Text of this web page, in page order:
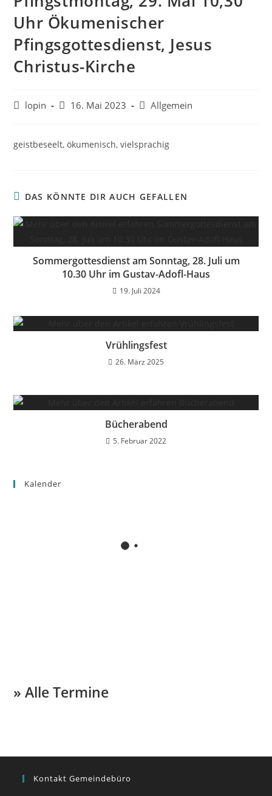
Uhr Ökumenischer
Pfingsgottesdienst, Jesus
Christus-Kirche
Beitrags-
lopin
Beitrag
16. Mai 2023
Beitrags-
Allgemein
geistbeseelt, ökumenisch, vielsprachig
DAS KÖNNTE DIR AUCH GEFALLEN
Sommergottesdienst am Sonntag, 28. Juli um
10.30 Uhr im Gustav-Adofl-Haus
19. Juli 2024
Vrühlingsfest
26. März 2025
Bücherabend
5. Februar 2022
Kalender
» Alle Termine
Kontakt Gemeindebüro